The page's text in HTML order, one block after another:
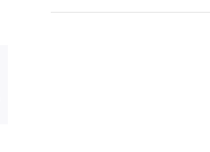
日送上健康关怀